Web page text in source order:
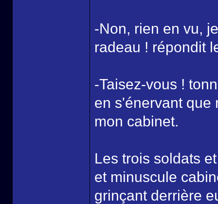
-Non, rien en vu,
radeau ! répondit
-Taisez-vous !
en s'énervant que
mon cabinet.
Les trois soldats
et minuscule
grinçant derrière